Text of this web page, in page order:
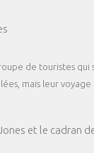
de touristes qui
mais leur
et le cadran